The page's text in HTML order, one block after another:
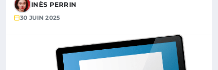
INÈS PERRIN
30 JUIN 2025